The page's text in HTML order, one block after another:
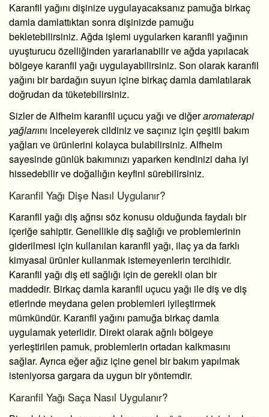
Karanfil yağını dişinize uygulayacaksanız pamuğa birkaç
damla damlattıktan sonra dişinizde pamuğu
bekletebilirsiniz. Ağda işlemi uygularken karanfil yağının
uyuşturucu özelliğinden yararlanabilir ve ağda yapılacak
bölgeye karanfil yağı uygulayabilirsiniz. Son olarak karanfil
yağını bir bardağın suyun içine birkaç damla damlatılarak
doğrudan da tüketebilirsiniz.
Sizler de Alfheim karanfil uçucu yağı ve diğeraromaterapi
yağlarıını inceleyerek cildiniz ve saçınız için çeşitli bakım
yağları ve ürünlerini kolayca bulabilirsiniz. Alfheim
sayesinde günlük bakımınızı yaparken kendinizi daha iyi
hissedebilir ve doğallığın keyfini sürebilirsiniz.
Karanfil Yağı Dişe Nasıl Uygulanır?
Karanfil yağı diş ağrısı söz konusu olduğunda faydalı bir
içeriğe sahiptir. Genellikle diş sağlığı ve problemlerinin
giderilmesi için kullanılan karanfil yağı, ilaç ya da farklı
kimyasal ürünler kullanmak istemeyenlerin tercihidir.
Karanfil yağı diş eti sağlığı için de gerekli olan bir
maddedir. Birkaç damla karanfil uçucu yağı ile diş ve diş
etlerinde meydana gelen problemleri iyileştirmek
mümkündür. Karanfil yağını pamuğa birkaç damla
uygulamak yeterlidir. Direkt olarak ağrılı bölgeye
yerleştirilen pamuk, problemlerin ortadan kalkmasını
sağlar. Ayrıca eğer ağız içine genel bir bakım yapılmak
isteniyorsa gargara da uygun bir yöntemdir.
Karanfil Yağı Saça Nasıl Uygulanır?